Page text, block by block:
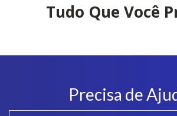
Tudo Que Você
Precisa de